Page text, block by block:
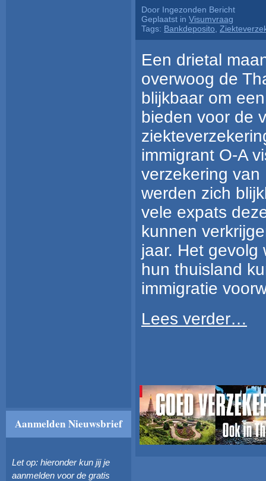
Aanmelden Nieuwsbrief
Let op: hieronder kun jij je
aanmelden voor de gratis
Door Ingezonden Bericht
Geplaatst in Visumvraag
Tags: Bankdeposito
Een drietal
overwoog de
blijkbaar om
bieden voor de
immigrant O-A
verzekering
werden zich
vele expats
kunnen
jaar. Het
hun thuisland
immigratie
Lees verder…